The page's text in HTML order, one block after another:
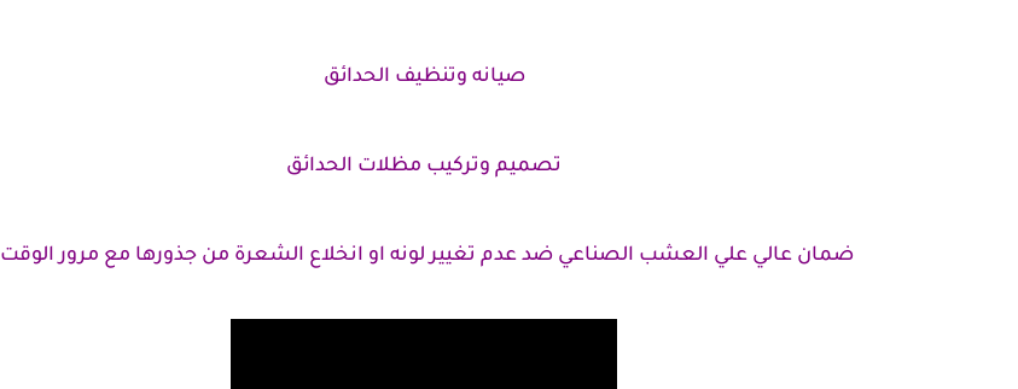
صيانه وتنظيف الحدائق
تصميم وتركيب مظلات الحدائق
ضمان عالي علي العشب الصناعي ضد عدم تغيير لونه او انخلاع الشعرة من جذورها مع مرور الوقت